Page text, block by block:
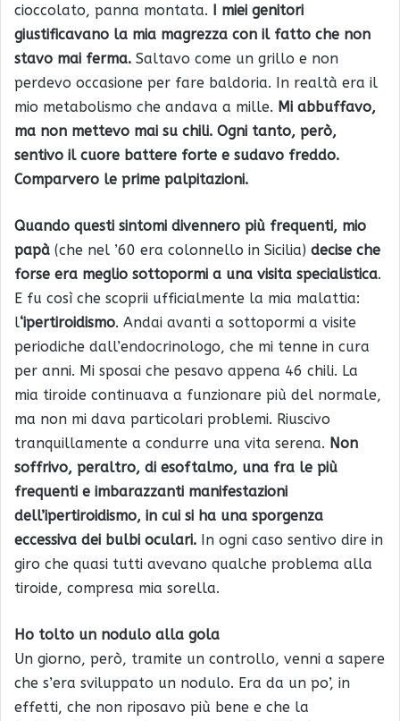
cioccolato, panna montata. I miei genitori
giustificavano la mia magrezza con il fatto che non
stavo mai ferma. Saltavo come un grillo e non
perdevo occasione per fare baldoria. In realtà era il
mio metabolismo che andava a mille. Mi abbuffavo,
ma non mettevo mai su chili. Ogni tanto, però,
sentivo il cuore battere forte e sudavo freddo.
Comparvero le prime palpitazioni.
Quando questi sintomi divennero più frequenti, mio
papà (che nel ’60 era colonnello in Sicilia) decise che
forse era meglio sottopormi a una visita specialistica.
E fu così che scoprii ufficialmente la mia malattia:
l‘ipertiroidismo. Andai avanti a sottopormi a visite
periodiche dall’endocrinologo, che mi tenne in cura
per anni. Mi sposai che pesavo appena 46 chili. La
mia tiroide continuava a funzionare più del normale,
ma non mi dava particolari problemi. Riuscivo
tranquillamente a condurre una vita serena. Non
soffrivo, peraltro, di esoftalmo, una fra le più
frequenti e imbarazzanti manifestazioni
dell’ipertiroidismo, in cui si ha una sporgenza
eccessiva dei bulbi oculari. In ogni caso sentivo dire in
giro che quasi tutti avevano qualche problema alla
tiroide, compresa mia sorella.
Ho tolto un nodulo alla gola
Un giorno, però, tramite un controllo, venni a sapere
che s’era sviluppato un nodulo. Era da un po’, in
effetti, che non riposavo più bene e che la